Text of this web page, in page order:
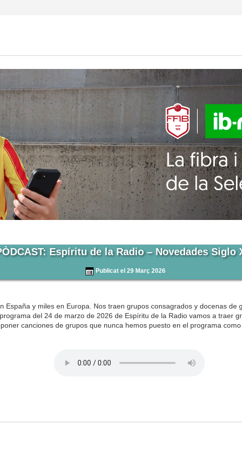
Espíritu de la Radio – Novedades Siglo
Publicat el 29 Març 2026
España y miles en Europa. Nos traen grupos consagrados y docenas
del 24 de marzo de 2026 de Espíritu de la Radio vamos a traer
canciones de grupos que nunca hemos puesto en el programa